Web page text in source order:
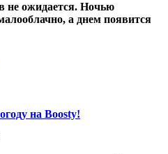
не ожидается. Ночью
а днем появится
на Boosty!